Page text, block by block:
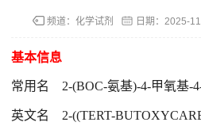
频道： 化学试剂 日期： 2025-
基本信息
常用名 2-(BOC-氨基)-4-甲氧基-
英文名
2-((TERT-